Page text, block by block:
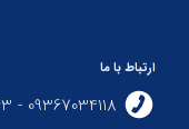
ارتباط با ما
09367034118 - 09195045363